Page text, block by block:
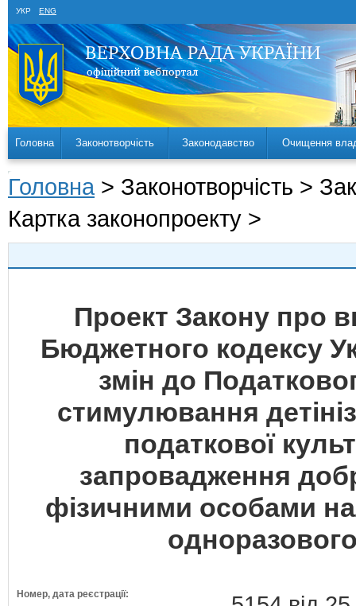
УКР ENG
Головна Законотворчість Законодавство Очищення
Головна > Законотворчість >
Картка законопроекту >
Проект Закону про
Бюджетного кодексу
змін до
стимулювання
податкової
запровадження
фізичними особами
Номер, дата реєстрації: